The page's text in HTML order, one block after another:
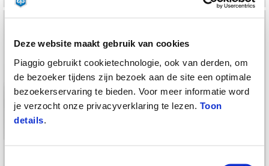
Deze website maakt gebruik van cookies
Piaggio gebruikt cookietechnologie, ook van derden, om
de bezoeker tijdens zijn bezoek aan de site een optimale
bezoekerservaring te bieden. Voor meer informatie word
je verzocht onze privacyverklaring te lezen. Toon
details